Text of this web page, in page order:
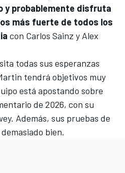
y probablemente disfruta
más fuerte de todos los
con Carlos Sainz y Alex
todas sus esperanzas
tendrá objetivos muy
está apostando sobre
de 2026, con su
. Además, sus pruebas de
bien.